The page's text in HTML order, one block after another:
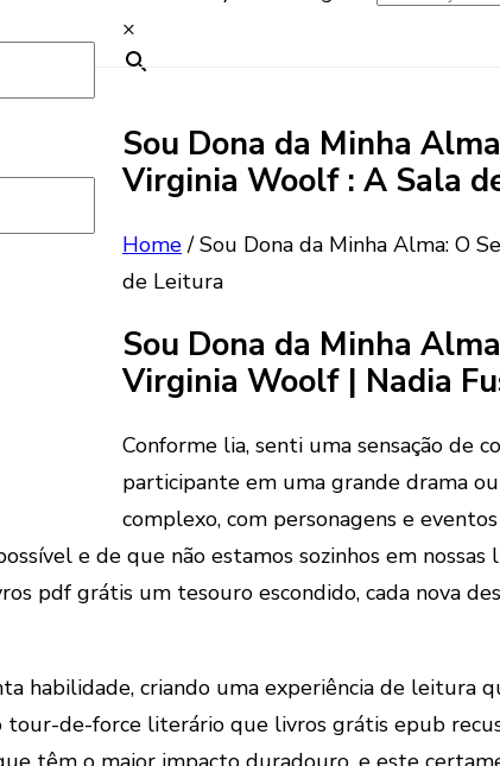
×
Sou Dona da Minha
Virginia Woolf : A Sala
Home/Sou Dona da Minha Alma: O
de Leitura
Sou Dona da Minha
Virginia Woolf | Nadia
Conforme lia, senti uma sensação de
participante em uma grande drama
complexo, com personagens e
e de que não estamos sozinhos em nossas
pdf grátis um tesouro escondido, cada nova
habilidade, criando uma experiência de leitura
de-force literário que livros grátis epub